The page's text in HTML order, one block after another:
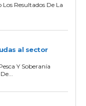
Resultados De La
al sector
Y Soberanía